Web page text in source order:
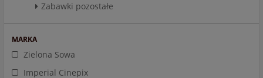
Zabawki pozostałe
MARKA
Zielona Sowa
Imperial Cinepix